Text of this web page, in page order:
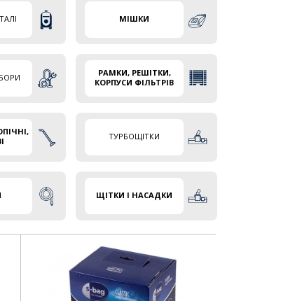
МІШКИ
РАМКИ, РЕШІТКИ,
КОРПУСИ ФІЛЬТРІВ
ТУРБОЩІТКИ
ЩІТКИ І НАСАДКИ